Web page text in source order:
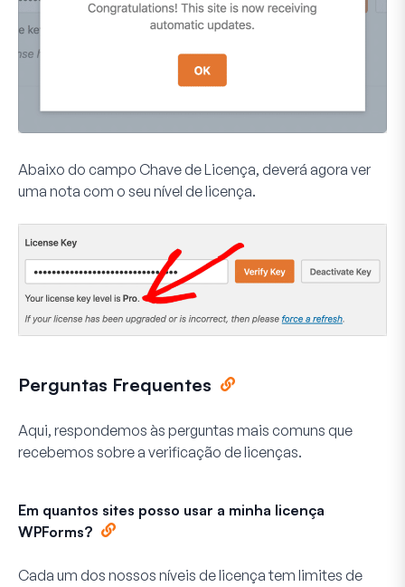
Abaixo do campo Chave de Licença, deverá agora ver
uma nota com o seu nível de licença.
Perguntas Frequentes
Aqui, respondemos às perguntas mais comuns que
recebemos sobre a verificação de licenças.
Em quantos sites posso usar a minha licença
WPForms?
Cada um dos nossos níveis de licença tem limites de